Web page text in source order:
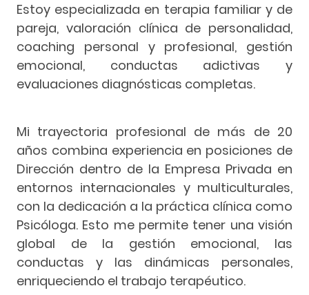
Estoy especializada en terapia familiar y de
pareja, valoración clínica de personalidad,
coaching personal y profesional, gestión
emocional, conductas adictivas y
evaluaciones diagnósticas completas.
Mi trayectoria profesional de más de 20
años combina experiencia en posiciones de
Dirección dentro de la Empresa Privada en
entornos internacionales y multiculturales,
con la dedicación a la práctica clínica como
Psicóloga. Esto me permite tener una visión
global de la gestión emocional, las
conductas y las dinámicas personales,
enriqueciendo el trabajo terapéutico.